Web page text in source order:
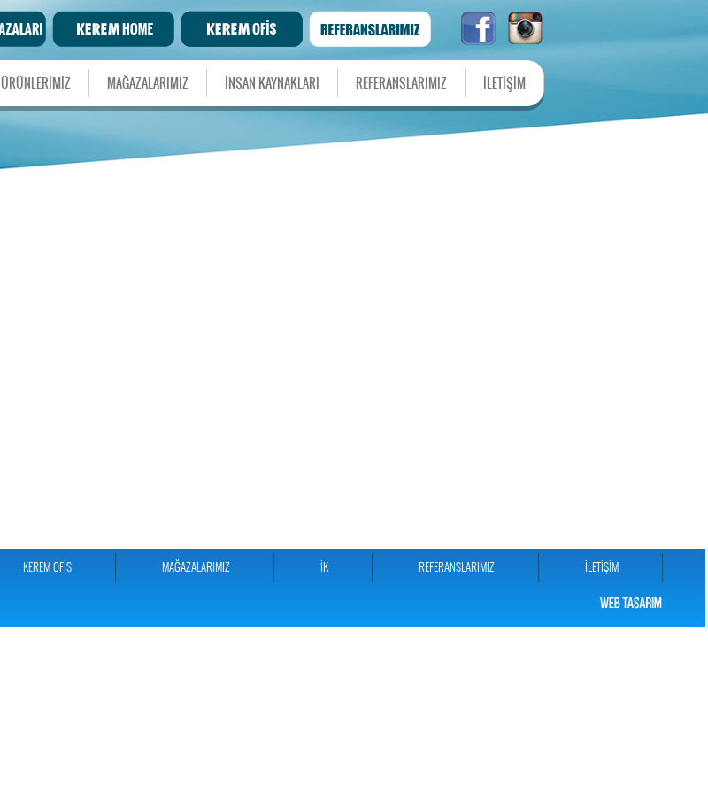
ÜRÜNLERİMİZ MAĞAZALARIMIZ İNSAN KAYNAKLARI REFERANSLARIMIZ İLETİŞİM
KEREM OFİS MAĞAZALARIMIZ İK REFERANSLARIMIZ İLETİŞİM